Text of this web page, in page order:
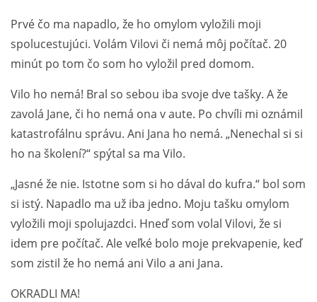
Prvé čo ma napadlo, že ho omylom vyložili moji
spolucestujúci. Volám Vilovi či nemá môj počítač. 20
minút po tom čo som ho vyložil pred domom.
Vilo ho nemá! Bral so sebou iba svoje dve tašky. A že
zavolá Jane, či ho nemá ona v aute. Po chvíli mi oznámil
katastrofálnu správu. Ani Jana ho nemá. „Nenechal si si
ho na školení?“ spýtal sa ma Vilo.
„Jasné že nie. Istotne som si ho dával do kufra.“ bol som
si istý. Napadlo ma už iba jedno. Moju tašku omylom
vyložili moji spolujazdci. Hneď som volal Vilovi, že si
idem pre počítač. Ale veľké bolo moje prekvapenie, keď
som zistil že ho nemá ani Vilo a ani Jana.
OKRADLI MA!